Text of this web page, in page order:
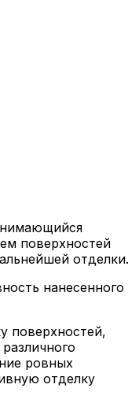
поверхностей
отделки.
нанесенного
поверхностей,
ровных
отделку